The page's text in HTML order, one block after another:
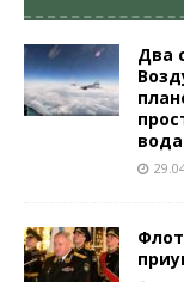
Два